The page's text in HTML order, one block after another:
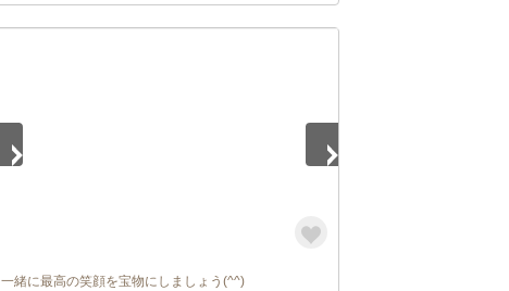
一緒に最高の笑顔を宝物にしましょう(^^)